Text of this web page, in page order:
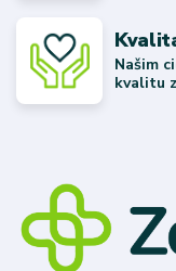
Našim
kvalitu